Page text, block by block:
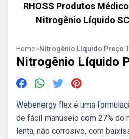
RHOSS Produtos
Nitrogênio Líquido
Home>Nitrogênio Líquido Preço
Nitrogênio Líquido
Webenergy flex é uma
de fácil manuseio com 27% do
lenta, não corrosivo, com